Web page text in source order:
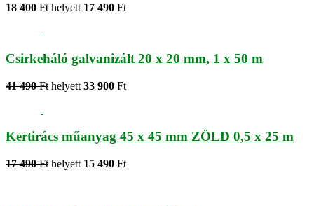
18 400 Ft helyett 17 490 Ft
Csirkeháló galvanizált 20 x 20 mm, 1 x 50 m
41 490 Ft helyett 33 900 Ft
Kertirács műanyag 45 x 45 mm ZÖLD 0,5 x 25 m
17 490 Ft helyett 15 490 Ft